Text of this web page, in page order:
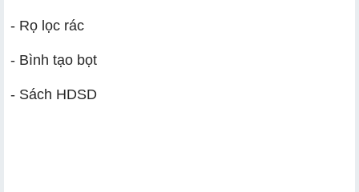
- Rọ lọc rác
- Bình tạo bọt
- Sách HDSD